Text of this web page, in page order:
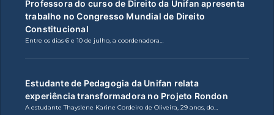
Professora do curso de Direito da Unifan apresenta
trabalho no Congresso Mundial de Direito
Constitucional
Entre os dias 6 e 10 de julho, a coordenadora…
Estudante de Pedagogia da Unifan relata
experiência transformadora no Projeto Rondon
A estudante Thayslene Karine Cordeiro de Oliveira, 29 anos, do…